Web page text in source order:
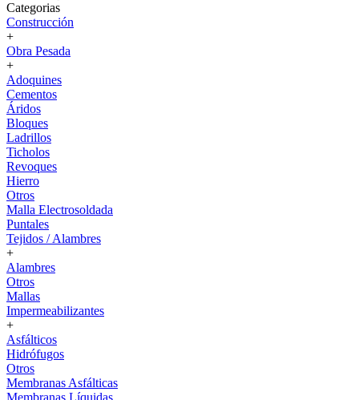
Categorias
Construcción
+
Obra Pesada
+
Adoquines
Cementos
Áridos
Bloques
Ladrillos
Ticholos
Revoques
Hierro
Otros
Malla Electrosoldada
Puntales
Tejidos / Alambres
+
Alambres
Otros
Mallas
Impermeabilizantes
+
Asfálticos
Hidrófugos
Otros
Membranas Asfálticas
Membranas Líquidas